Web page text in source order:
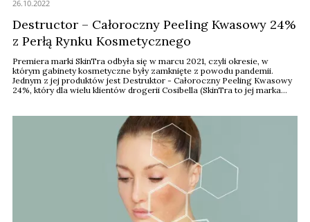
Destructor – Całoroczny Peeling Kwasowy 24%
z Perłą Rynku Kosmetycznego
Premiera marki SkinTra odbyła się w marcu 2021, czyli okresie, w
którym gabinety kosmetyczne były zamknięte z powodu pandemii.
Jednym z jej produktów jest Destruktor - Całoroczny Peeling Kwasowy
24%, który dla wielu klientów drogerii Cosibella (SkinTra to jej marka
26.10.2022